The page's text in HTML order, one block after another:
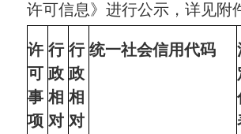
许可信息》进行公示，详见附
许
可
事
项
行
政
相
对
行
政
相
对
统一社会信用代码